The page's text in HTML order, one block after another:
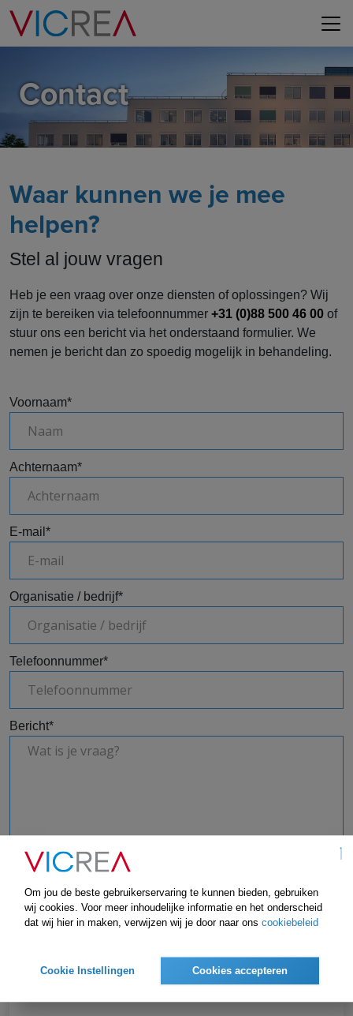
Contact
Waar kunnen we je mee
helpen?
Stel al jouw vragen
Heb je een vraag over onze diensten of oplossingen? Wij
zijn te bereiken via telefoonnummer +31 (0)88 500 46 00 of
stuur ons een bericht via het onderstaand formulier. We
nemen je bericht dan zo spoedig mogelijk in behandeling.
Voornaam*
Achternaam*
E-mail *
Organisatie / bedrijf*
Telefoonnummer*
Bericht*
Hoofdkantoor
Om jou de beste gebruikerservaring te kunnen bieden, gebruiken
wij cookies. Voor meer inhoudelijke informatie en het onderscheid
dat wij hier in maken, verwijzen wij je door naar ons cookiebeleid
Cookie Instellingen Cookies accepteren